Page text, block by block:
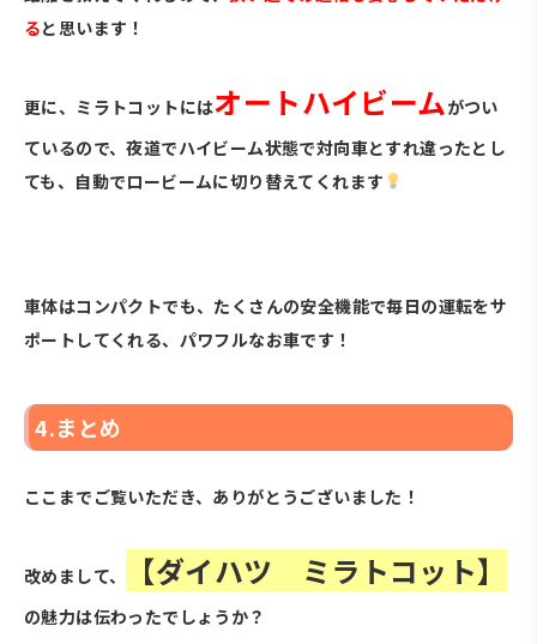
ると思います！
更に、ミラトコットにはオートハイビームがつい
ているので、夜道でハイビーム状態で対向車とすれ違ったとし
ても、自動でロービームに切り替えてくれます
車体はコンパクトでも、たくさんの安全機能で毎日の運転をサ
ポートしてくれる、パワフルなお車です！
4.まとめ
ここまでご覧いただき、ありがとうございました！
改めまして、 【ダイハツ ミラトコット】
の魅力は伝わったでしょうか？